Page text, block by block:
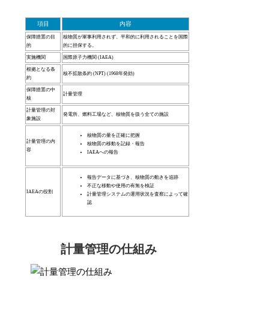
項目 内容
保障措置の目
的
核物質が軍事利用されず、平和的に利用されることを国際
的に担保する。
実施機関 国際原子力機関 (IAEA)
根拠となる条
約
核不拡散条約 (NPT) (1968年発効)
保障措置の中
核
計量管理
計量管理の対
象施設
発電所、燃料工場など、核物質を扱う全ての施設
計量管理の内
容
核物質の量を正確に把握
核物質の移動を記録・報告
IAEAへの報告
IAEAの役割
報告データに基づき、核物質の動きを追跡
不正な移動や使用の有無を検証
計量管理システムの運用状況を査察によって確
認
計量管理の仕組み